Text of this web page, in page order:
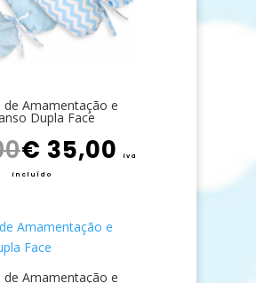
de Amamentação e
Dupla Face
€ 35,00 iva
incluído
de Amamentação e